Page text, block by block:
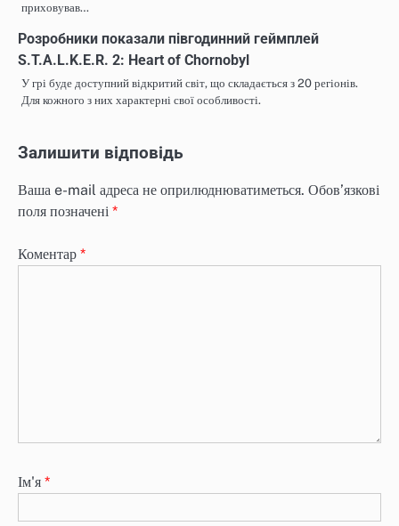
приховував…
Розробники показали півгодинний геймплей
S.T.A.L.K.E.R. 2: Heart of Chornobyl
У грі буде доступний відкритий світ, що складається з 20 регіонів.
Для кожного з них характерні свої особливості.
Залишити відповідь
Ваша e-mail адреса не оприлюднюватиметься. Обов’язкові
поля позначені *
Коментар *
Ім'я *